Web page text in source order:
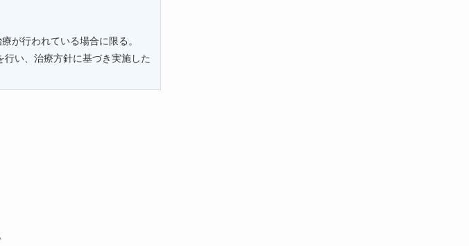
が行われている場合に限る。
い、治療方針に基づき実施した